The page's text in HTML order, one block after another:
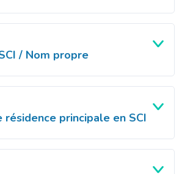
/ Nom propre
principale en SCI